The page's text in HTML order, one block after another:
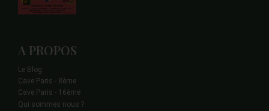
A PROPOS
Le Blog
Cave Paris - 8ème
Cave Paris - 16ème
Qui sommes nous ?